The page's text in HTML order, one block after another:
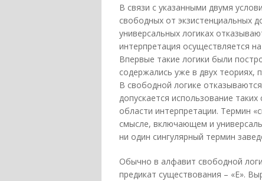
В связи с указанными двумя
свободных от экзистенциальных
универсальных логиках
интерпретация осуществляется
Впервые такие логики были
содержались уже в двух теориях,
В свободной логике
допускается использование
области интерпретации. Термин
смысле, включающем и
ни один сингулярный термин
Обычно в алфавит свободной
предикат существования – «Е».